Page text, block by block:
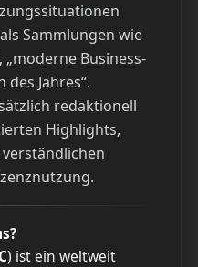
Sammlungen wie
„moderne Business-
Jahres“.
redaktionell
Highlights,
) ist ein weltweit